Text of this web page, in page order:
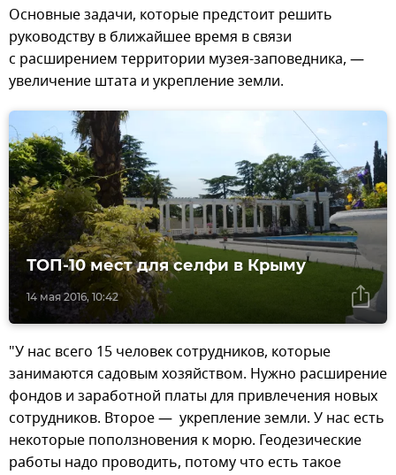
Основные задачи, которые предстоит решить
руководству в ближайшее время в связи
с расширением территории музея-заповедника, —
увеличение штата и укрепление земли.
14 мая 2016, 10:42
ТОП-10 мест для селфи в Крыму
"У нас всего 15 человек сотрудников, которые
занимаются садовым хозяйством. Нужно расширение
фондов и заработной платы для привлечения новых
сотрудников. Второе — укрепление земли. У нас есть
некоторые поползновения к морю. Геодезические
работы надо проводить, потому что есть такое